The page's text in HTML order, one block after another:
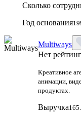
Сколько
Год основания
Multiways
Нет
Креативное
анимации,
продуктах.
Выручка